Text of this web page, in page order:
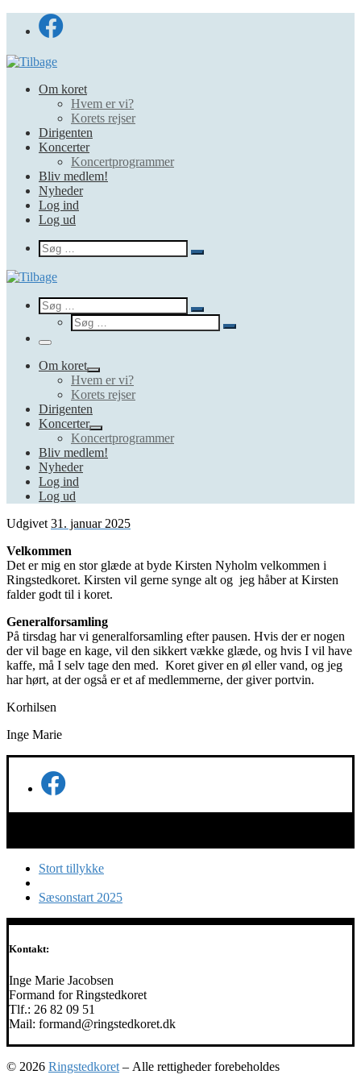
Fortsæt
Om koret
Hvem er vi?
Korets rejser
Dirigenten
Koncerter
Koncertprogrammer
Bliv medlem!
Nyheder
Log ind
Log ud
Search
Søg
Søg
Search
Søg
Søg
…
Søg
Søg
Menu
Om koret
Hvem er vi?
Korets rejser
Dirigenten
Koncerter
Koncertprogrammer
Bliv medlem!
Nyheder
Log ind
Log ud
Udgivet 31. januar 2025
Velkommen
Det er mig en stor glæde at byde Kirsten Nyholm velkommen i
Ringstedkoret. Kirsten vil gerne synge alt og jeg håber at Kirsten
falder godt til i koret.
Generalforsamling
På tirsdag har vi generalforsamling efter pausen. Hvis der er nogen
der vil bage en kage, vil den sikkert vække glæde, og hvis I vil have
kaffe, må I selv tage den med. Koret giver en øl eller vand, og jeg
har hørt, at der også er et af medlemmerne, der giver portvin.
Korhilsen
Inge Marie
Indlæg
navigation
Forrige
Stort tillykke
til
Næste
Sæsonstart 2025
Kontakt:
Inge Marie Jacobsen
Formand for Ringstedkoret
Tlf.: 26 82 09 51
Mail: formand@ringstedkoret.dk
© 2026 Ringstedkoret – Alle rettigheder forebeholdes